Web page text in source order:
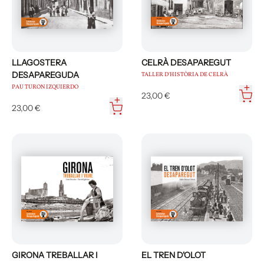
LLAGOSTERA
DESAPAREGUDA
PAU TURON IZQUIERDO
23,00 €
CELRÀ DESAPAREGUT
TALLER D'HISTÒRIA DE CELRÀ
23,00 €
GIRONA TREBALLAR I
EL TREN D'OLOT